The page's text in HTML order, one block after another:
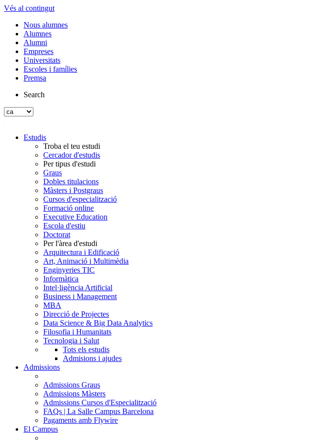
Vés al contingut
Nous alumnes
Alumnes
Alumni
Empreses
Universitats
Escoles i famílies
Premsa
Search
Estudis
Troba el teu estudi
Cercador d'estudis
Per tipus d'estudi
Graus
Dobles titulacions
Màsters i Postgraus
Cursos d'especialització
Formació online
Executive Education
Escola d'estiu
Doctorat
Per l'àrea d'estudi
Arquitectura i Edificació
Art, Animació i Multimèdia
Enginyeries TIC
Informàtica
Intel·ligència Artificial
Business i Management
MBA
Direcció de Projectes
Data Science & Big Data Analytics
Filosofia i Humanitats
Tecnologia i Salut
Tots els estudis
Admisions i ajudes
Admissions
Admissions Graus
Admissions Màsters
Admissions Cursos d'Especialització
FAQs | La Salle Campus Barcelona
Pagaments amb Flywire
El Campus